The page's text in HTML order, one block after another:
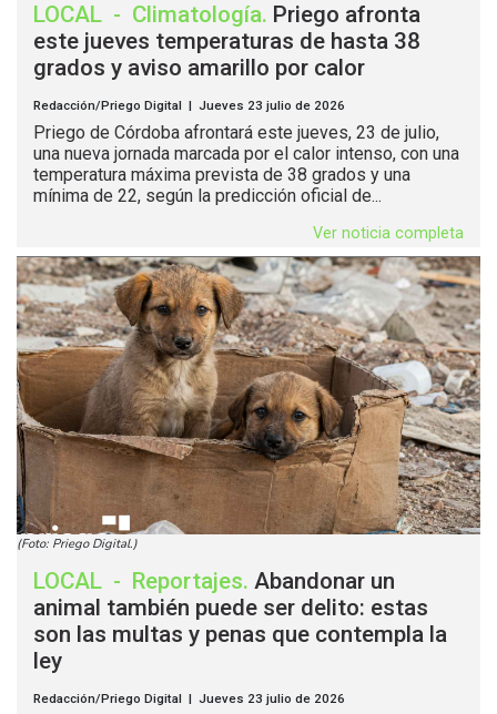
LOCAL - Climatología. Priego afronta
este jueves temperaturas de hasta 38
grados y aviso amarillo por calor
Redacción/Priego Digital | Jueves 23 julio de 2026
Priego de Córdoba afrontará este jueves, 23 de julio,
una nueva jornada marcada por el calor intenso, con una
temperatura máxima prevista de 38 grados y una
mínima de 22, según la predicción oficial de...
Ver noticia completa
(Foto: Priego Digital.)
LOCAL - Reportajes. Abandonar un
animal también puede ser delito: estas
son las multas y penas que contempla la
ley
Redacción/Priego Digital | Jueves 23 julio de 2026